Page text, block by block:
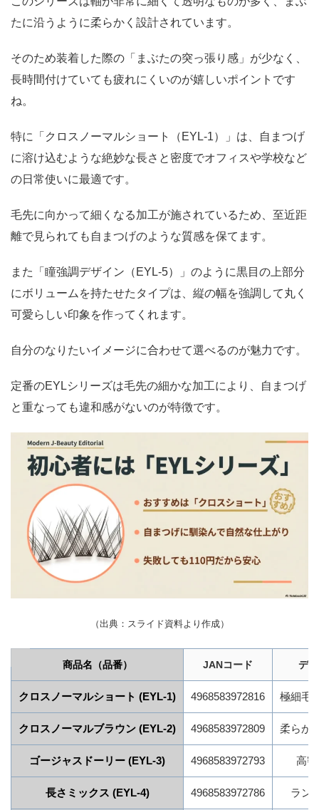
たに沿うように柔らかく設計されています。
そのため装着した際の「まぶたの突っ張り感」が少なく、
長時間付けていても疲れにくいのが嬉しいポイントです
ね。
特に「クロスノーマルショート（EYL-1）」は、自まつげ
に溶け込むような絶妙な長さと密度でオフィスや学校など
の日常使いに最適です。
毛先に向かって細くなる加工が施されているため、至近距
離で見られても自まつげのような質感を保てます。
また「瞳強調デザイン（EYL-5）」のように黒目の上部分
にボリュームを持たせたタイプは、縦の幅を強調して丸く
可愛らしい印象を作ってくれます。
自分のなりたいイメージに合わせて選べるのが魅力です。
定番のEYLシリーズは毛先の細かな加工により、自まつげ
と重なっても違和感がないのが特徴です。
（出典：スライド資料より作成）
商品名（品番） JANコード デ
クロスノーマルショート (EYL-1) 4968583972816 極細毛
クロスノーマルブラウン (EYL-2) 4968583972809 柔らか
ゴージャスドーリー (EYL-3) 4968583972793 高
長さミックス (EYL-4) 4968583972786 ラン